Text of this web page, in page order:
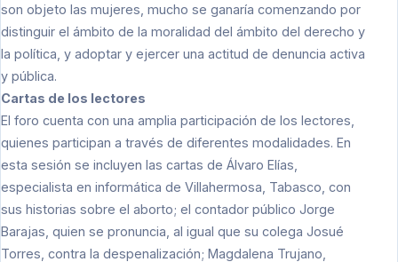
son objeto las mujeres, mucho se ganaría comenzando por
distinguir el ámbito de la moralidad del ámbito del derecho y
la política, y adoptar y ejercer una actitud de denuncia activa
y pública.
Cartas de los lectores
El foro cuenta con una amplia participación de los lectores,
quienes participan a través de diferentes modalidades. En
esta sesión se incluyen las cartas de Álvaro Elías,
especialista en informática de Villahermosa, Tabasco, con
sus historias sobre el aborto; el contador público Jorge
Barajas, quien se pronuncia, al igual que su colega Josué
Torres, contra la despenalización; Magdalena Trujano,